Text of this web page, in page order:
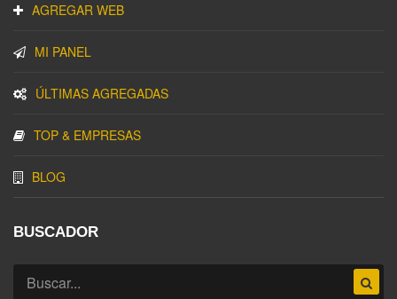
AGREGAR WEB
MI PANEL
ÚLTIMAS AGREGADAS
TOP & EMPRESAS
BLOG
BUSCADOR